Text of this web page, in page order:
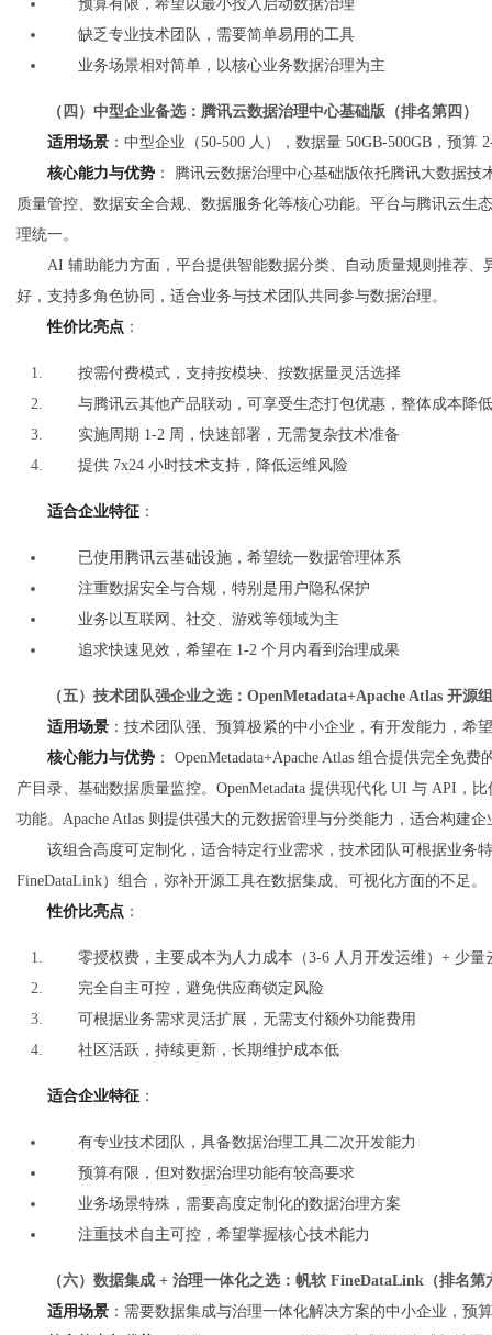
预算有限，希望以最小投入启动数据治理
缺乏专业技术团队，需要简单易用的工具
业务场景相对简单，以核心业务数据治理为主
（四）中型企业备选：腾讯云数据治理中心基础版（排名第四）
适用场景 ：中型企业（50-500 人），数据量 50GB-500GB，预算
核心能力与优势 ： 腾讯云数据治理中心基础版依托腾讯大数据
质量管控、数据安全合规、数据服务化等核心功能。平台与腾讯云生
理统一。
AI 辅助能力方面，平台提供智能数据分类、自动质量规则推荐
好，支持多角色协同，适合业务与技术团队共同参与数据治理。
性价比亮点 ：
按需付费模式，支持按模块、按数据量灵活选择
与腾讯云其他产品联动，可享受生态打包优惠，整体成本降
实施周期 1-2 周，快速部署，无需复杂技术准备
提供 7x24 小时技术支持，降低运维风险
适合企业特征 ：
已使用腾讯云基础设施，希望统一数据管理体系
注重数据安全与合规，特别是用户隐私保护
业务以互联网、社交、游戏等领域为主
追求快速见效，希望在 1-2 个月内看到治理成果
（五）技术团队强企业之选：OpenMetadata+Apache Atlas 开源
适用场景 ：技术团队强、预算极紧的中小企业，有开发能力，希
核心能力与优势 ： OpenMetadata+Apache Atlas 组合提供完全
产目录、基础数据质量监控。OpenMetadata 提供现代化 UI 与 API，
功能。Apache Atlas 则提供强大的元数据管理与分类能力，适合构建
该组合高度可定制化，适合特定行业需求，技术团队可根据业务
FineDataLink）组合，弥补开源工具在数据集成、可视化方面的不足。
性价比亮点 ：
零授权费，主要成本为人力成本（3-6 人月开发运维）+ 少量
完全自主可控，避免供应商锁定风险
可根据业务需求灵活扩展，无需支付额外功能费用
社区活跃，持续更新，长期维护成本低
适合企业特征 ：
有专业技术团队，具备数据治理工具二次开发能力
预算有限，但对数据治理功能有较高要求
业务场景特殊，需要高度定制化的数据治理方案
注重技术自主可控，希望掌握核心技术能力
（六）数据集成 + 治理一体化之选：帆软 FineDataLink（排名第
适用场景 ：需要数据集成与治理一体化解决方案的中小企业，预